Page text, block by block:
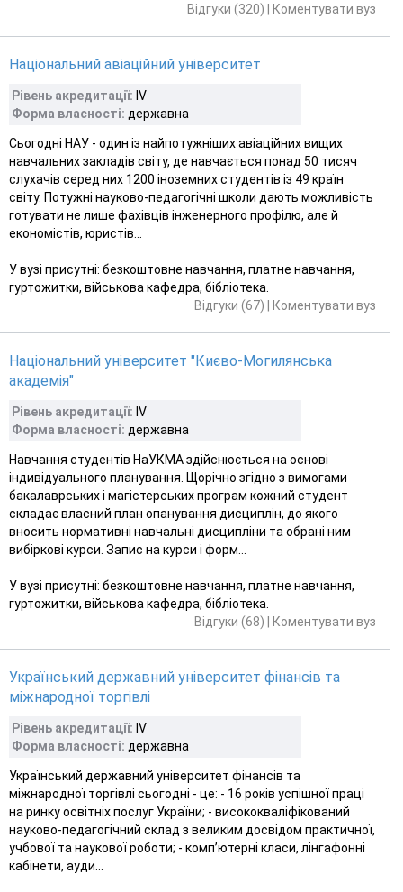
Відгуки (320) Коментувати вуз
Національний авіаційний університет
Рівень акредитації: ІV
Форма власності: державна
Сьогодні НАУ - один із найпотужніших авіаційних вищих
навчальних закладів світу, де навчається понад 50 тисяч
слухачів серед них 1200 іноземних студентів із 49 країн
світу. Потужні науково-педагогічні школи дають можливість
готувати не лише фахівців інженерного профілю, але й
економістів, юристів...
У вузі присутні: безкоштовне навчання, платне навчання,
гуртожитки, військова кафедра, бібліотека.
Відгуки (67)
Коментувати вуз
Національний університет "Києво-Могилянська
академія"
Рівень акредитації: ІV
Форма власності: державна
Навчання студентів НаУКМА здійснюється на основі
індивідуального планування. Щорічно згідно з вимогами
бакалаврських і магістерських програм кожний студент
складає власний план опанування дисциплін, до якого
вносить нормативні навчальні дисципліни та обрані ним
вибіркові курси. Запис на курси і форм...
У вузі присутні: безкоштовне навчання, платне навчання,
гуртожитки, військова кафедра, бібліотека.
Відгуки (68)
Коментувати вуз
Український державний університет фінансів та
міжнародної торгівлі
Рівень акредитації: ІV
Форма власності: державна
Український державний університет фінансів та
міжнародної торгівлі сьогодні - це: - 16 років успішної праці
на ринку освітніх послуг України; - висококваліфікований
науково-педагогічний склад з великим досвідом практичної,
учбової та наукової роботи; - комп’ютерні класи, лінгафонні
кабінети, ауди...